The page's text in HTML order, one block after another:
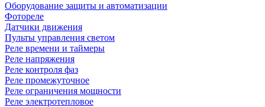
Оборудование защиты и автоматизации
Фотореле
Датчики движения
Пульты управления светом
Реле времени и таймеры
Реле напряжения
Реле контроля фаз
Реле промежуточное
Реле ограничения мощности
Реле электротепловое